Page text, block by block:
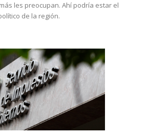
les preocupan. Ahí podría estar el
de la región.